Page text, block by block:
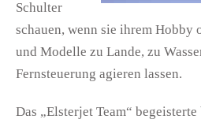
Schulter
schauen, wenn sie ihrem Hobby
und Modelle zu Lande, zu
Fernsteuerung agieren lassen.
Das „Elsterjet Team“